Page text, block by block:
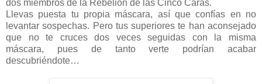
dos miembros de la Rebelión de las Cinco Caras.
Llevas puesta tu propia máscara, así que confías en no
levantar sospechas. Pero tus superiores te han aconsejado
que no te cruces dos veces seguidas con la misma
máscara, pues de tanto verte podrían acabar
descubriéndote…